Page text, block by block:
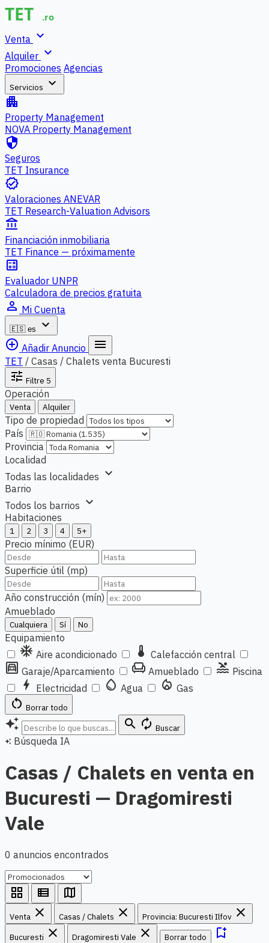
Venta expand_more
Alquiler expand_more
Promociones Agencias
Servicios expand_more
apartment
Property Management
NOVA Property Management
security
Seguros
TET Insurance
verified
Valoraciones ANEVAR
TET Research-Valuation Advisors
account_balance
Financiación inmobiliaria
TET Finance — próximamente
calculate
Evaluador UNPR
Calculadora de precios gratuita
person_outline Mi Cuenta
🇪🇸 es
expand_more
add_circle_outline Añadir Anuncio menu
TET / Casas / Chalets venta Bucuresti
tune Filtre 5
Operación
Venta Alquiler
Tipo de propiedad
País
Provincia
Localidad
Todas las localidades expand_more
Barrio
Todos los barrios expand_more
Habitaciones
1 2 3 4 5+
Precio mínimo (EUR)
Superficie útil (mp)
Año construcción (mín)
Amueblado
Cualquiera Sí No
Equipamiento
ac_unit Aire acondicionado thermostat Calefacción central
garage Garaje/Aparcamiento chair Amueblado pool Piscina
bolt Electricidad water_drop Agua local_fire_department Gas
restart_alt Borrar todo
auto_awesome search autorenew Buscar
auto_awesome Búsqueda IA
Casas / Chalets en venta en
Bucuresti — Dragomiresti
Vale
0 anuncios encontrados
grid_view view_list map
Venta close Casas / Chalets close Provincia: Bucuresti Ilfov close
Bucuresti close Dragomiresti Vale close Borrar todo bookmark_add